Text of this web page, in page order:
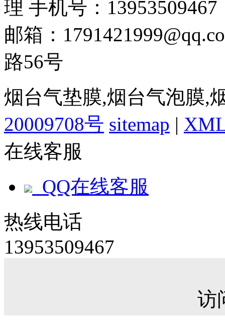
理 手机号：13953509467
邮箱：
路56号
烟台气垫膜,烟台气泡膜,
20009708号 sitemap |
在线客服
QQ在线客服
热线电话
13953509467
访